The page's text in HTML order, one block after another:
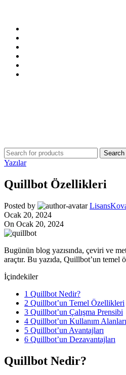
Search
Yazılar
Quillbot Özellikleri
Posted by
Ocak 20, 2024
On Ocak 20, 2024
Bugünün blog yazısında, çeviri ve
araçtır. Bu yazıda, Quillbot’un temel
İçindekiler
1 Quillbot Nedir?
2 Quillbot’un Temel Özellikleri
3 Quillbot’un Çalışma Prensibi
4 Quillbot’un Kullanım Alanları
5 Quillbot’un Avantajları
6 Quillbot’un Dezavantajları
Quillbot Nedir?